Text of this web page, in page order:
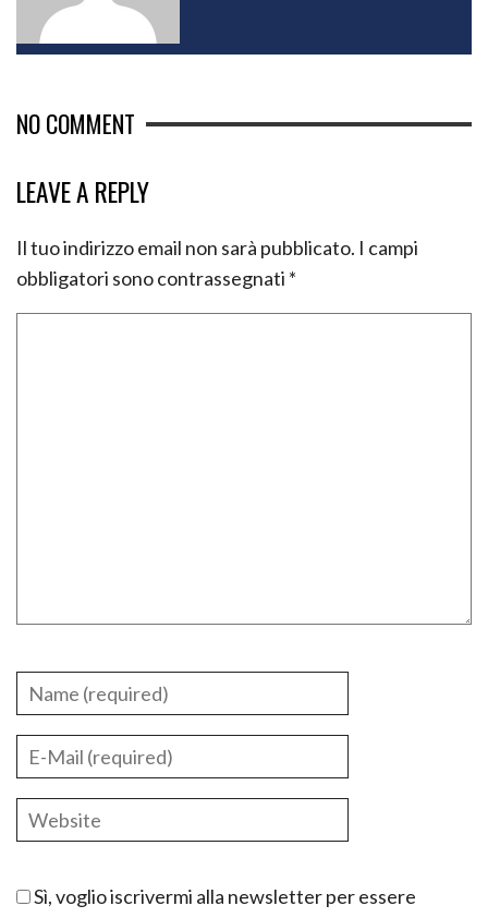
NO COMMENT
LEAVE A REPLY
Il tuo indirizzo email non sarà pubblicato. I campi
obbligatori sono contrassegnati *
Sì, voglio iscrivermi alla newsletter per essere